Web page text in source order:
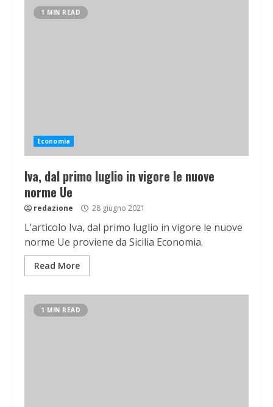
1 MIN READ
Economia
Iva, dal primo luglio in vigore le nuove
norme Ue
redazione 28 giugno 2021
L’articolo Iva, dal primo luglio in vigore le nuove
norme Ue proviene da Sicilia Economia.
Read More
1 MIN READ